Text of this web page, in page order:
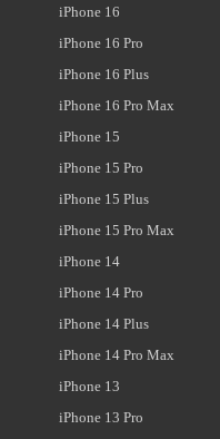
iPhone 16
iPhone 16 Pro
iPhone 16 Plus
iPhone 16 Pro Max
iPhone 15
iPhone 15 Pro
iPhone 15 Plus
iPhone 15 Pro Max
iPhone 14
iPhone 14 Pro
iPhone 14 Plus
iPhone 14 Pro Max
iPhone 13
iPhone 13 Pro